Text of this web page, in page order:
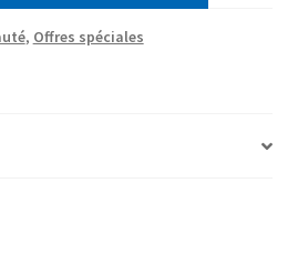
, Offres spéciales